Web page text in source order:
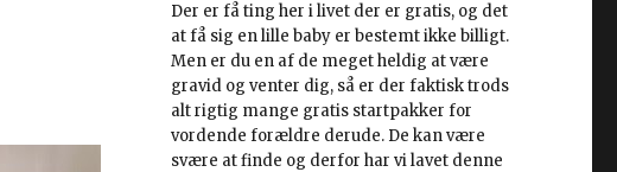
Der er få ting her i livet der er gratis, og det
at få sig en lille baby er bestemt ikke billigt.
Men er du en af de meget heldig at være
gravid og venter dig, så er der faktisk trods
alt rigtig mange gratis startpakker for
vordende forældre derude. De kan være
svære at finde og derfor har vi lavet denne